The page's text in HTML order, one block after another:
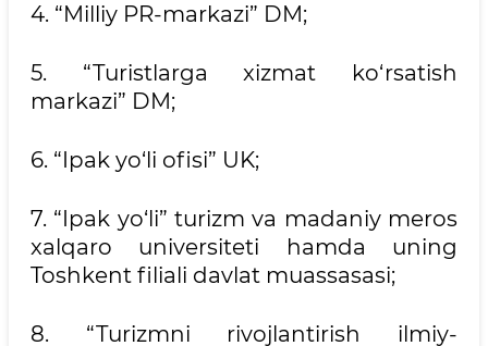
4. “Milliy PR-markazi” DM;
5. “Turistlarga xizmat ko‘rsatish
markazi” DM;
6. “Ipak yo‘li ofisi” UK;
7. “Ipak yo‘li” turizm va madaniy meros
xalqaro universiteti hamda uning
Toshkent filiali davlat muassasasi;
8. “Turizmni rivojlantirish ilmiy-